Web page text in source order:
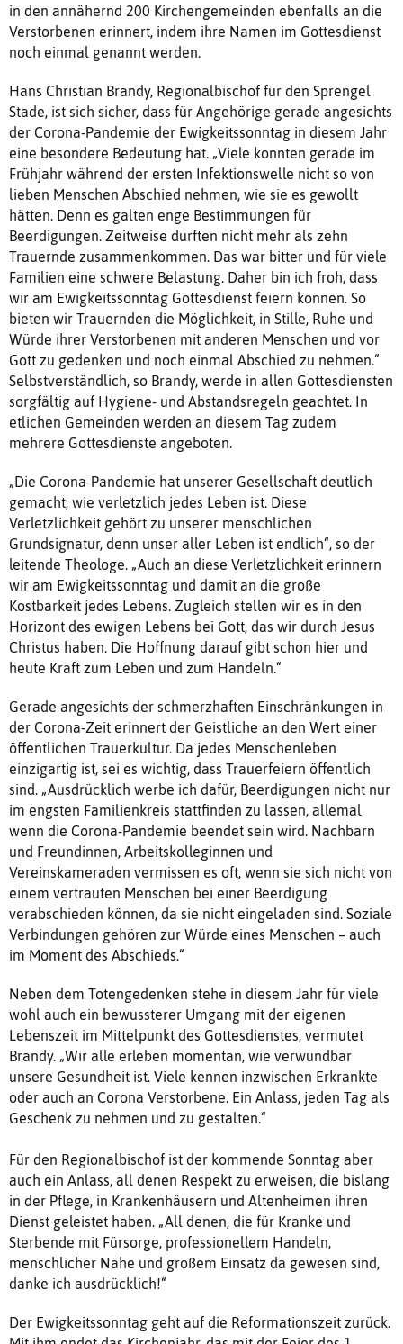
in den annähernd 200 Kirchengemeinden ebenfalls an die
Verstorbenen erinnert, indem ihre Namen im Gottesdienst
noch einmal genannt werden.
Hans Christian Brandy, Regionalbischof für den Sprengel
Stade, ist sich sicher, dass für Angehörige gerade angesichts
der Corona-Pandemie der Ewigkeitssonntag in diesem Jahr
eine besondere Bedeutung hat. „Viele konnten gerade im
Frühjahr während der ersten Infektionswelle nicht so von
lieben Menschen Abschied nehmen, wie sie es gewollt
hätten. Denn es galten enge Bestimmungen für
Beerdigungen. Zeitweise durften nicht mehr als zehn
Trauernde zusammenkommen. Das war bitter und für viele
Familien eine schwere Belastung. Daher bin ich froh, dass
wir am Ewigkeitssonntag Gottesdienst feiern können. So
bieten wir Trauernden die Möglichkeit, in Stille, Ruhe und
Würde ihrer Verstorbenen mit anderen Menschen und vor
Gott zu gedenken und noch einmal Abschied zu nehmen.“
Selbstverständlich, so Brandy, werde in allen Gottesdiensten
sorgfältig auf Hygiene- und Abstandsregeln geachtet. In
etlichen Gemeinden werden an diesem Tag zudem
mehrere Gottesdienste angeboten.
„Die Corona-Pandemie hat unserer Gesellschaft deutlich
gemacht, wie verletzlich jedes Leben ist. Diese
Verletzlichkeit gehört zu unserer menschlichen
Grundsignatur, denn unser aller Leben ist endlich“, so der
leitende Theologe. „Auch an diese Verletzlichkeit erinnern
wir am Ewigkeitssonntag und damit an die große
Kostbarkeit jedes Lebens. Zugleich stellen wir es in den
Horizont des ewigen Lebens bei Gott, das wir durch Jesus
Christus haben. Die Hoffnung darauf gibt schon hier und
heute Kraft zum Leben und zum Handeln.“
Gerade angesichts der schmerzhaften Einschränkungen in
der Corona-Zeit erinnert der Geistliche an den Wert einer
öffentlichen Trauerkultur. Da jedes Menschenleben
einzigartig ist, sei es wichtig, dass Trauerfeiern öffentlich
sind. „Ausdrücklich werbe ich dafür, Beerdigungen nicht nur
im engsten Familienkreis stattfinden zu lassen, allemal
wenn die Corona-Pandemie beendet sein wird. Nachbarn
und Freundinnen, Arbeitskolleginnen und
Vereinskameraden vermissen es oft, wenn sie sich nicht von
einem vertrauten Menschen bei einer Beerdigung
verabschieden können, da sie nicht eingeladen sind. Soziale
Verbindungen gehören zur Würde eines Menschen – auch
im Moment des Abschieds.“
Neben dem Totengedenken stehe in diesem Jahr für viele
wohl auch ein bewussterer Umgang mit der eigenen
Lebenszeit im Mittelpunkt des Gottesdienstes, vermutet
Brandy. „Wir alle erleben momentan, wie verwundbar
unsere Gesundheit ist. Viele kennen inzwischen Erkrankte
oder auch an Corona Verstorbene. Ein Anlass, jeden Tag als
Geschenk zu nehmen und zu gestalten.“
Für den Regionalbischof ist der kommende Sonntag aber
auch ein Anlass, all denen Respekt zu erweisen, die bislang
in der Pflege, in Krankenhäusern und Altenheimen ihren
Dienst geleistet haben. „All denen, die für Kranke und
Sterbende mit Fürsorge, professionellem Handeln,
menschlicher Nähe und großem Einsatz da gewesen sind,
danke ich ausdrücklich!“
Der Ewigkeitssonntag geht auf die Reformationszeit zurück.